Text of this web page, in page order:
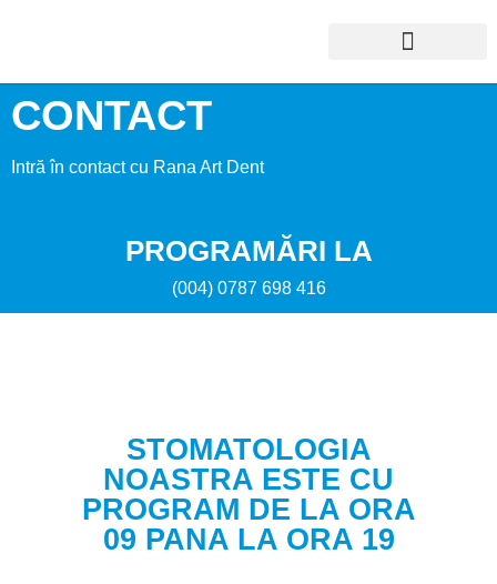
CONTACT
Intră în contact cu Rana Art Dent
PROGRAMĂRI LA
(004) 0787 698 416
STOMATOLOGIA
NOASTRA ESTE CU
PROGRAM DE LA ORA
09 PANA LA ORA 19